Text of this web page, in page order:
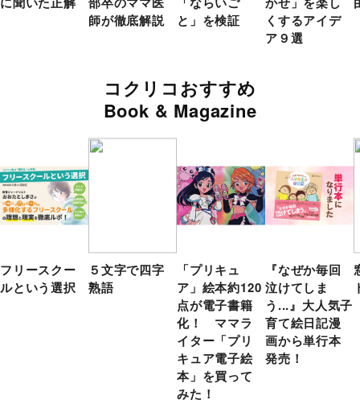
師が徹底解説
と」を検証
くするアイデ
ア９選
コクリコおすすめ
Book & Magazine
フリースクー
ルという選択
５文字で四字
熟語
「プリキュ
ア」絵本約120
点が電子書籍
化！ ママラ
イター「プリ
キュア電子絵
本」を買って
みた！
『なぜか毎回
泣けてしま
う...』大人気子
育て絵日記漫
画から単行本
発売！